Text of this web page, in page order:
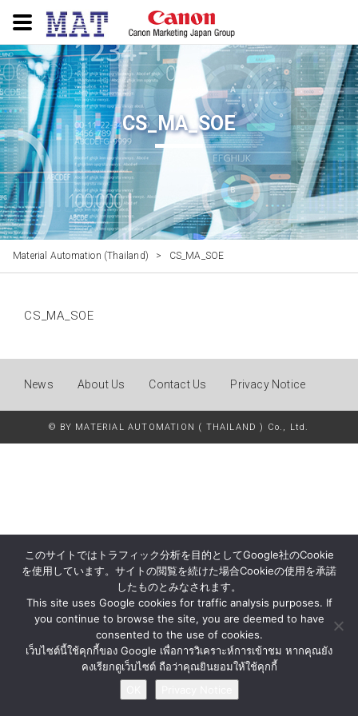
CS_MA_SOE
Material Automation (Thailand) > CS_MA_SOE
CS_MA_SOE
News About Us Contact Us Privacy Notice
© BY MATERIAL AUTOMATION ( THAILAND ) Co., Ltd.
このサイトではトラフィック分析を目的としてGoogle社のCookie
を使用しています。サイトの閲覧を続けた場合Cookieの使用を承諾
したものとみなされます。
This site uses Google cookies for traffic analysis purposes. If
you continue to browse the site, you are deemed to have
consented to the use of cookies.
เว็บไซต์นี้ใช้คุกกี้ของ Google เพื่อการวิเคราะห์การเข้าชม หากคุณยัง
คงเรียกดูเว็บไซต์ ถือว่าคุณยินยอมให้ใช้คุกกี้